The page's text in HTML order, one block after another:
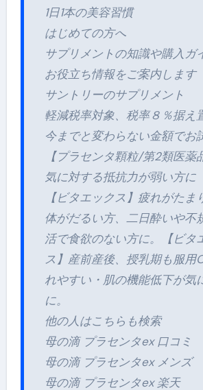
1日1本の美容習慣
はじめての方へ
サプリメントの知識や購入ガ
お役立ち情報をご案内します
サントリーのサプリメント
軽減税率対象、税率８％据え
今までと変わらない金額でお
【プラセンタ顆粒/第2類医薬
気に対する抵抗力が弱い方に
【ビタエックス】疲れがたま
体がだるい方、二日酔いや不
活で食欲のない方に。【ビタ
ス】産前産後、授乳期も服用
れやすい・肌の機能低下が気
に。
他の人はこちらも検索
母の滴 プラセンタex 口コミ
母の滴 プラセンタex メンズ
母の滴 プラセンタex 楽天